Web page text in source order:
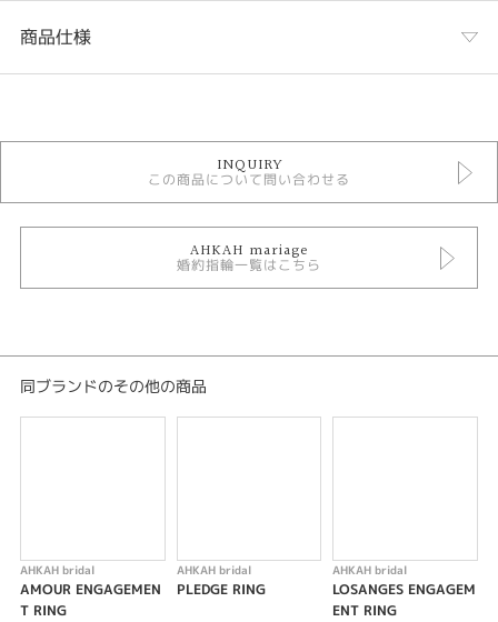
商品仕様
婚約指輪
婚約指輪 サイドメレ
婚約指輪 ストレート
婚約指輪 ゴージャス
※お素材やダイヤモンドの品質により価格は変わります。
INQUIRY
この商品について問い合わせる
AHKAH mariage
婚約指輪一覧はこちら
同ブランドのその他の商品
AHKAH bridal
AMOUR ENGAGEMEN
T RING
AHKAH bridal
PLEDGE RING
AHKAH bridal
LOSANGES ENGAGEM
ENT RING